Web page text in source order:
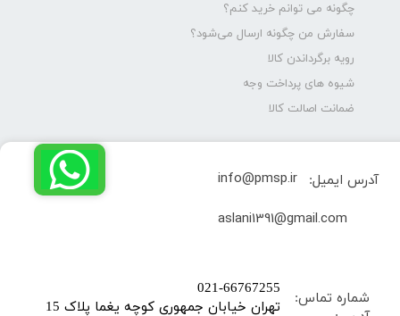
چگونه می توانم خرید کنم؟
سفارش من چگونه ارسال می‌شود؟
رویه برگرداندن کالا
شیوه های پرداخت وجه
ضمانت اصالت کالا
شماره تماس:
​021-66767255
تهران خیابان جمهوری کوچه یغما پلاک 15
آدرس ایمیل:
info@pmsp.ir
​aslani1391@gmail.com